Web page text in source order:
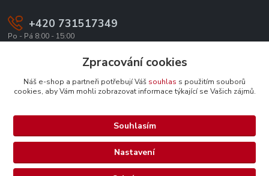
+420 731517349
Po - Pá 8:00 - 15:00
office@texevo.cz
Upravit sběr cookies.
Zpracování cookies
Náš e-shop a partneři potřebují Váš souhlas s použitím souborů
cookies, aby Vám mohli zobrazovat informace týkající se Vašich zájmů.
Nastavení
Souhlasím